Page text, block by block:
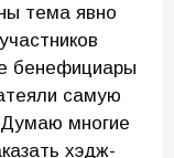
тема явно
бенефициары
самую
многие
хэдж-